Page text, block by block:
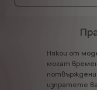
Някои от
могат
изпратете